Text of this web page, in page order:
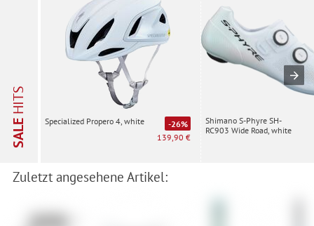
SALE
HITS
Specialized Propero 4, white
-26%
139,90 €
Shimano S-Phyre SH-
RC903 Wide Road, white
Zuletzt angesehene Artikel: